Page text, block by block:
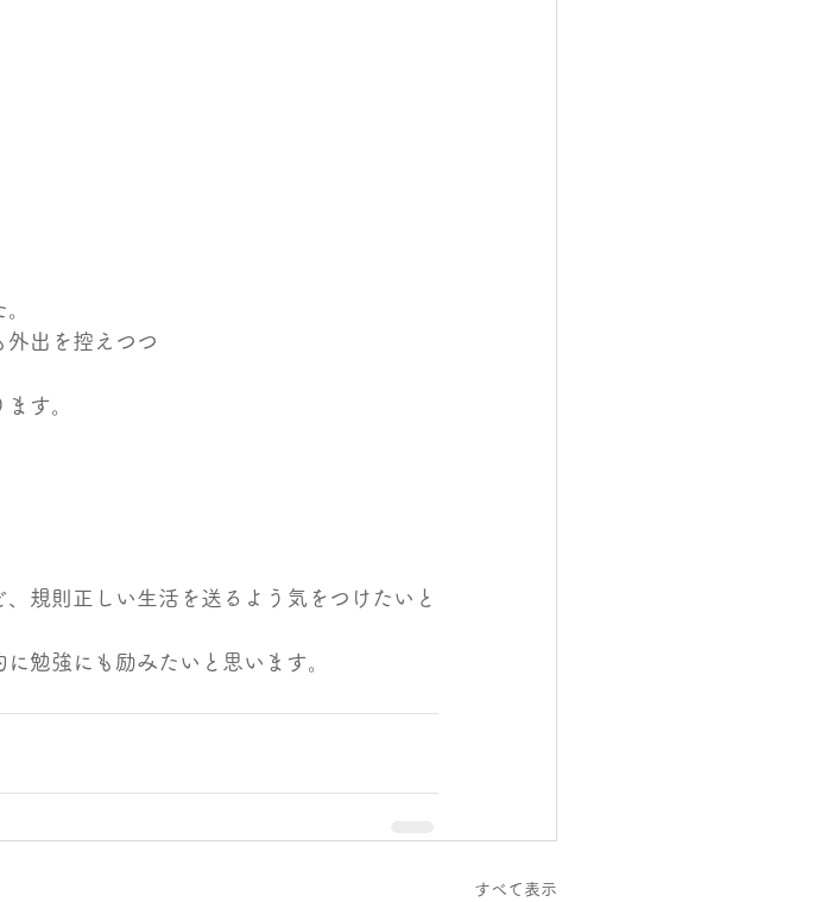
外出を控えつつ
す。
規則正しい生活を送るよう気をつけたいと
勉強にも励みたいと思います。
すべて表示